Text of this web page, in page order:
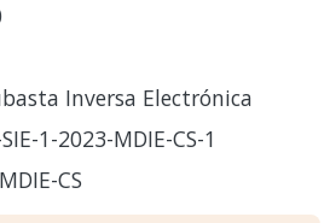
Inversa Electrónica
1-2023-MDIE-CS-1
MDIE-CS